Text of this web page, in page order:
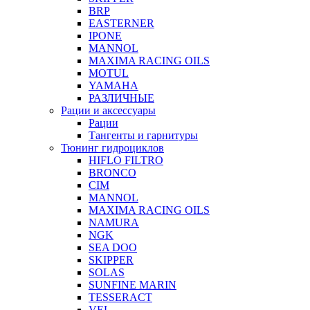
BRP
EASTERNER
IPONE
MANNOL
MAXIMA RACING OILS
MOTUL
YAMAHA
РАЗЛИЧНЫЕ
Рации и аксессуары
Рации
Тангенты и гарнитуры
Тюнинг гидроциклов
HIFLO FILTRO
BRONCO
CIM
MANNOL
MAXIMA RACING OILS
NAMURA
NGK
SEA DOO
SKIPPER
SOLAS
SUNFINE MARIN
TESSERACT